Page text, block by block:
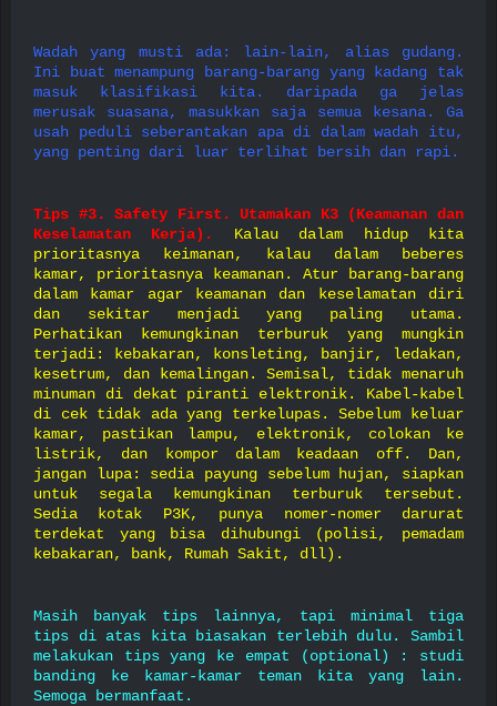
Wadah yang musti ada: lain-lain, alias gudang.
Ini buat menampung barang-barang yang kadang tak
masuk klasifikasi kita. daripada ga jelas
merusak suasana, masukkan saja semua kesana. Ga
usah peduli seberantakan apa di dalam wadah itu,
yang penting dari luar terlihat bersih dan rapi.
Tips #3. Safety First. Utamakan K3 (Keamanan dan
Keselamatan Kerja).
Kalau dalam hidup kita
prioritasnya keimanan, kalau dalam beberes
kamar, prioritasnya keamanan. Atur barang-barang
dalam kamar agar keamanan dan keselamatan diri
dan sekitar menjadi yang paling utama.
Perhatikan kemungkinan terburuk yang mungkin
terjadi: kebakaran, konsleting, banjir, ledakan,
kesetrum, dan kemalingan. Semisal, tidak menaruh
minuman di dekat piranti elektronik. Kabel-kabel
di cek tidak ada yang terkelupas. Sebelum keluar
kamar, pastikan lampu, elektronik, colokan ke
listrik, dan kompor dalam keadaan off. Dan,
jangan lupa: sedia payung sebelum hujan, siapkan
untuk segala kemungkinan terburuk tersebut.
Sedia kotak P3K, punya nomer-nomer darurat
terdekat yang bisa dihubungi (polisi, pemadam
kebakaran, bank, Rumah Sakit, dll).
Masih banyak tips lainnya, tapi minimal tiga
tips di atas kita biasakan terlebih dulu. Sambil
melakukan tips yang ke empat (optional) : studi
banding ke kamar-kamar teman kita yang lain.
Semoga bermanfaat.